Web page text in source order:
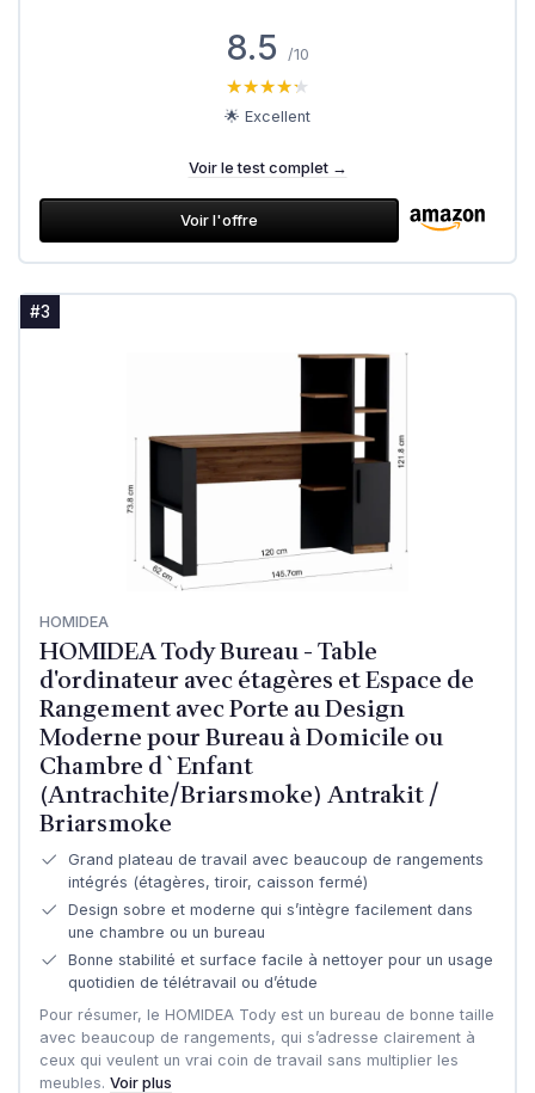
8.5 /10
★★★★★
★★★★★
🌟 Excellent
Voir le test complet →
Voir l'offre
#3
HOMIDEA
HOMIDEA Tody Bureau - Table
d'ordinateur avec étagères et Espace de
Rangement avec Porte au Design
Moderne pour Bureau à Domicile ou
Chambre d`Enfant
(Antrachite/Briarsmoke) Antrakit /
Briarsmoke
Grand plateau de travail avec beaucoup de rangements
intégrés (étagères, tiroir, caisson fermé)
Design sobre et moderne qui s’intègre facilement dans
une chambre ou un bureau
Bonne stabilité et surface facile à nettoyer pour un usage
quotidien de télétravail ou d’étude
Pour résumer, le HOMIDEA Tody est un bureau de bonne taille
avec beaucoup de rangements, qui s’adresse clairement à
ceux qui veulent un vrai coin de travail sans multiplier les
meubles. Voir plus